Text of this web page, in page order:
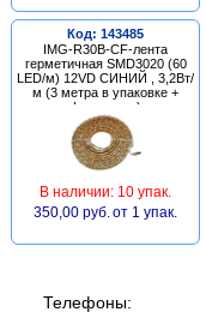
Код: 143485
IMG-R30B-CF-лента
герметичная SMD3020 (60
LED/м) 12VD СИНИЙ , 3,2Вт/
м (3 метра в упаковке +
фурнитура)
В наличии: 10 упак.
350,00 руб. от 1 упак.
Телефоны: